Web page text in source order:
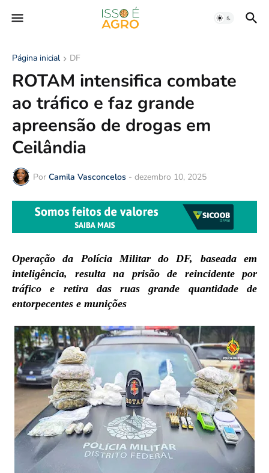
Página inicial DF
ROTAM intensifica combate
ao tráfico e faz grande
apreensão de drogas em
Ceilândia
Por Camila Vasconcelos - dezembro 10, 2025
Operação da Polícia Militar do DF, baseada em
inteligência, resulta na prisão de reincidente por
tráfico e retira das ruas grande quantidade de
entorpecentes e munições